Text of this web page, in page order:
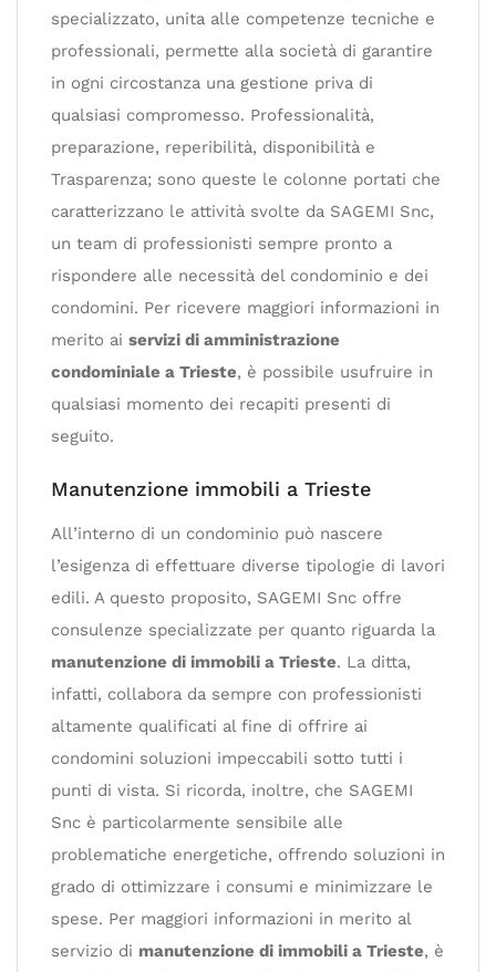
specializzato, unita alle competenze tecniche e
professionali, permette alla società di garantire
in ogni circostanza una gestione priva di
qualsiasi compromesso. Professionalità,
preparazione, reperibilità, disponibilità e
Trasparenza; sono queste le colonne portati che
caratterizzano le attività svolte da SAGEMI Snc,
un team di professionisti sempre pronto a
rispondere alle necessità del condominio e dei
condomini. Per ricevere maggiori informazioni in
merito ai servizi di amministrazione
condominiale a Trieste, è possibile usufruire in
qualsiasi momento dei recapiti presenti di
seguito.
Manutenzione immobili a Trieste
All’interno di un condominio può nascere
l’esigenza di effettuare diverse tipologie di lavori
edili. A questo proposito, SAGEMI Snc offre
consulenze specializzate per quanto riguarda la
manutenzione di immobili a Trieste. La ditta,
infatti, collabora da sempre con professionisti
altamente qualificati al fine di offrire ai
condomini soluzioni impeccabili sotto tutti i
punti di vista. Si ricorda, inoltre, che SAGEMI
Snc è particolarmente sensibile alle
problematiche energetiche, offrendo soluzioni in
grado di ottimizzare i consumi e minimizzare le
spese. Per maggiori informazioni in merito al
servizio di manutenzione di immobili a Trieste, è